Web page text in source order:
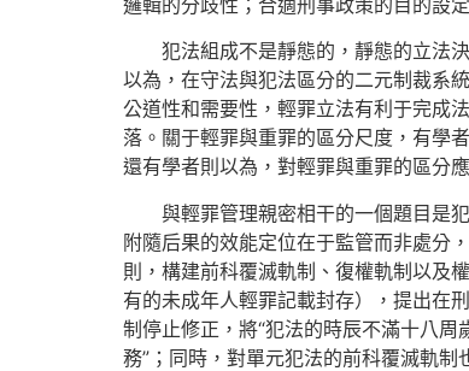
犯法組成不是靜態的，靜態的立法
以為，在守法與犯法區分的二元制裁系
公道性和需要性，輕罪立法有利于完成
落。關于輕罪與重罪的區分尺度，有學
還有學者則以為，對輕罪與重罪的區分
與輕罪管理親密相干的一個題目是
附隨后果的效能定位在于監管而非處分
則，構建前科覆滅軌制、復權軌制以及
有的未成年人輕罪記載封存），提出在
制停止修正，將“犯法的時辰不滿十八周
務”；同時，對單元犯法的前科覆滅軌